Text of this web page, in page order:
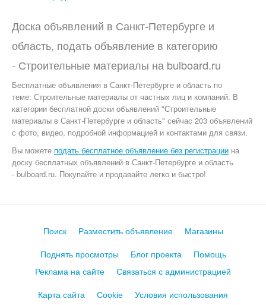
Доска объявлений в Санкт-Петербурге и
область, подать объявление в категорию
- Строительные материалы на bulboard.ru
Бесплатные объявления в Санкт-Петербурге и область по
теме: Строительные материалы от частных лиц и компаний. В
категории бесплатной доски объявлений "Строительные
материалы в Санкт-Петербурге и область" сейчас 203 объявлений
с фото, видео, подробной информацией и контактами для связи.
Вы можете подать бесплатное объявление без регистрации на
доску бесплатных объявлений в Санкт-Петербурге и область
- bulboard.ru. Покупайте и продавайте легко и быстро!
Поиск Разместить объявление Магазины
Поднять просмотры Блог проекта
Помощь
Реклама на сайте
Связаться с администрацией
Карта сайта Cookie Условия использования